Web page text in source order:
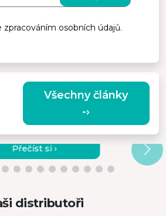
zpracováním osobních údajů.
Všechny články
-›
O PRVNÍ BEZDRÁTOVÝ
NA TRHU MISURA
Přečíst si ›
distributoři